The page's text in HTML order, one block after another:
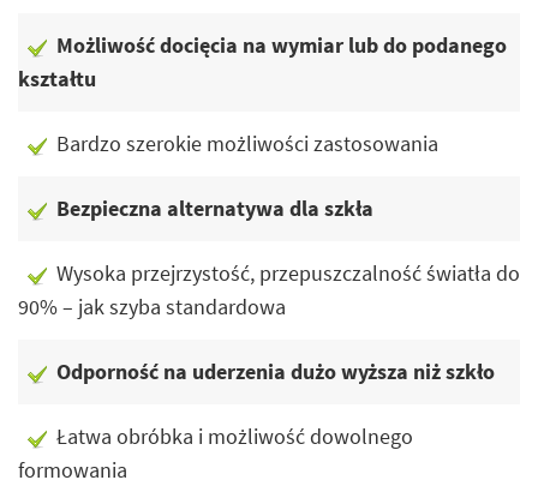
Możliwość docięcia na wymiar lub do podanego
kształtu
Bardzo szerokie możliwości zastosowania
Bezpieczna alternatywa dla szkła
Wysoka przejrzystość, przepuszczalność światła do
90% – jak szyba standardowa
Odporność na uderzenia dużo wyższa niż szkło
Łatwa obróbka i możliwość dowolnego
formowania